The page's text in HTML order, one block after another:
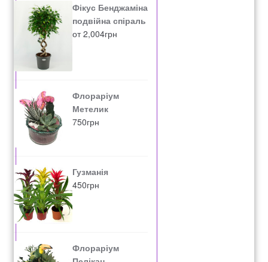
Фікус Бенджаміна
подвійна спіраль
от2,004грн
Флораріум
Метелик
750грн
Гузманія
450грн
Флораріум